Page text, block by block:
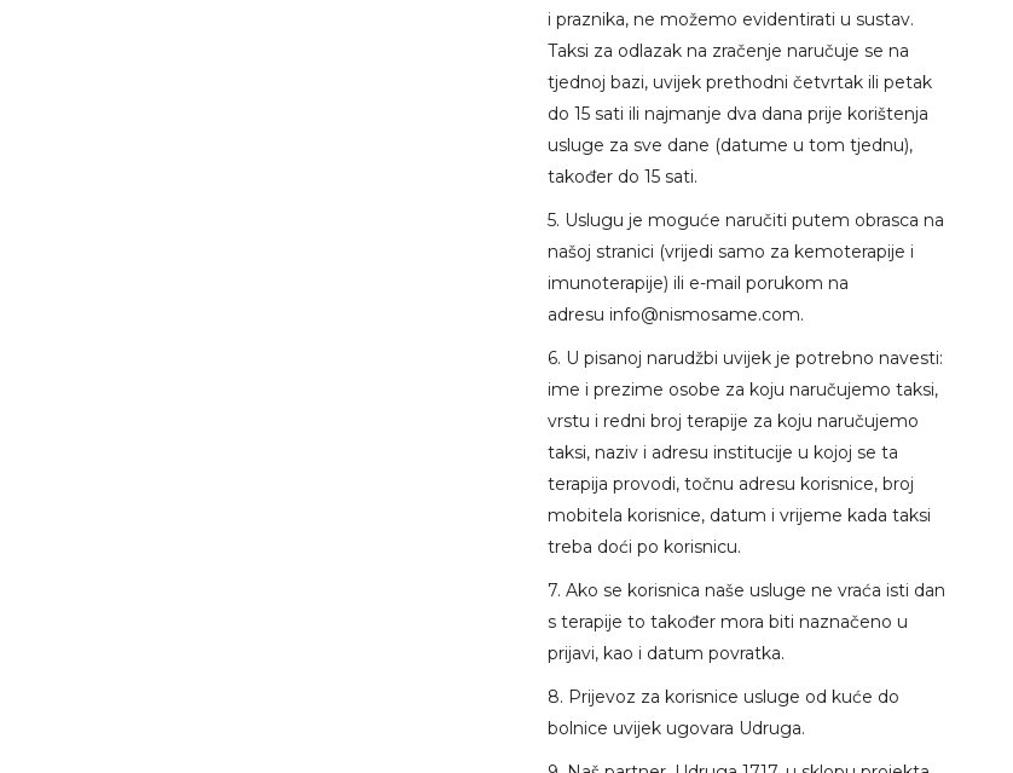
i praznika, ne možemo evidentirati u sustav.
Taksi za odlazak na zračenje naručuje se na
tjednoj bazi, uvijek prethodni četvrtak ili petak
do 15 sati ili najmanje dva dana prije korištenja
usluge za sve dane (datume u tom tjednu),
također do 15 sati.
5. Uslugu je moguće naručiti putem obrasca na
našoj stranici (vrijedi samo za kemoterapije i
imunoterapije) ili e-mail porukom na
adresu info@nismosame.com.
6. U pisanoj narudžbi uvijek je potrebno navesti:
ime i prezime osobe za koju naručujemo taksi,
vrstu i redni broj terapije za koju naručujemo
taksi, naziv i adresu institucije u kojoj se ta
terapija provodi, točnu adresu korisnice, broj
mobitela korisnice, datum i vrijeme kada taksi
treba doći po korisnicu.
7. Ako se korisnica naše usluge ne vraća isti dan
s terapije to također mora biti naznačeno u
prijavi, kao i datum povratka.
8. Prijevoz za korisnice usluge od kuće do
bolnice uvijek ugovara Udruga.